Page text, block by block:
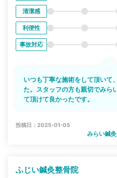
清潔感
利便性
事故対応
いつも丁寧な施術をして頂いて
た。スタッフの方も親切でみら
て頂けて良かったです。
投稿日：2025-01-05
みらい鍼
ふじい鍼灸整骨院